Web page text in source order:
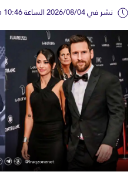
نشر في 2026/08/04 الساعة 10:46 م